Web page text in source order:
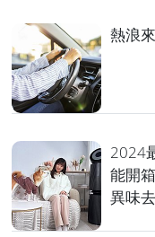
熱浪
2024
能開
異味